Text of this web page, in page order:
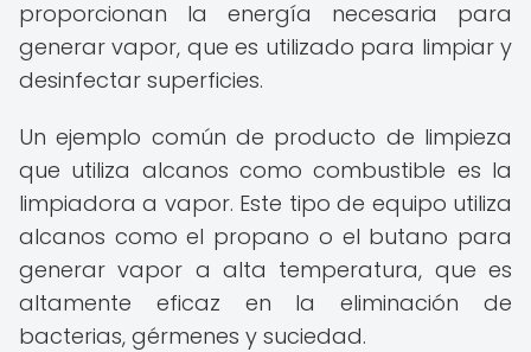
proporcionan la energía necesaria para
generar vapor, que es utilizado para limpiar y
desinfectar superficies.
Un ejemplo común de producto de limpieza
que utiliza alcanos como combustible es la
limpiadora a vapor. Este tipo de equipo utiliza
alcanos como el propano o el butano para
generar vapor a alta temperatura, que es
altamente eficaz en la eliminación de
bacterias, gérmenes y suciedad.